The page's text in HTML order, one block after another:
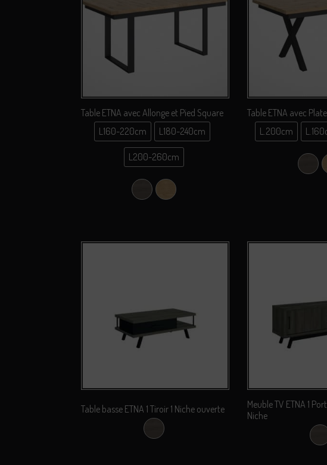
Table ETNA avec Allonge et Pied Square
L160-220cm
L180-240cm
L200-260cm
L160-220cm L180-240cm
L200-260cm
Chêne NebraskaChêne Sauvage
Table ETNA avec
L.200cm
Table basse ETNA 1 Tiroir 1 Niche ouverte
Chêne Nebraska
Meuble TV ETNA 1
Niche